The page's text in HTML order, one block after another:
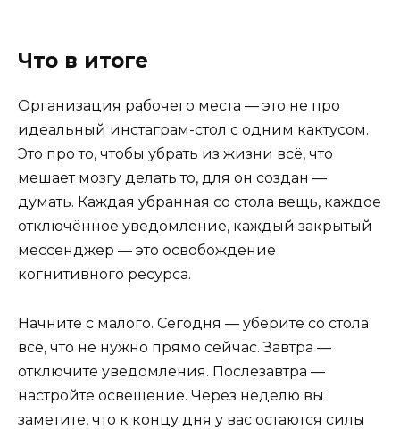
Что в итоге
Организация рабочего места — это не про
идеальный инстаграм-стол с одним кактусом.
Это про то, чтобы убрать из жизни всё, что
мешает мозгу делать то, для он создан —
думать. Каждая убранная со стола вещь, каждое
отключённое уведомление, каждый закрытый
мессенджер — это освобождение
когнитивного ресурса.
Начните с малого. Сегодня — уберите со стола
всё, что не нужно прямо сейчас. Завтра —
отключите уведомления. Послезавтра —
настройте освещение. Через неделю вы
заметите, что к концу дня у вас остаются силы